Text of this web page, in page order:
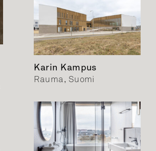
Karin Kampus
Rauma, Suomi